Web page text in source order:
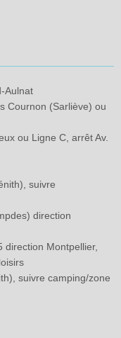
Aulnat
Cournon (Sarliève) ou
ou Ligne C, arrêt Av.
suivre
direction
direction Montpellier,
suivre camping/zone